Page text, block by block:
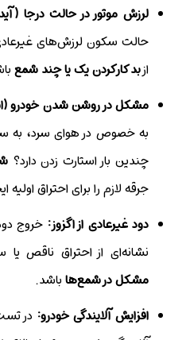
لرزش موتور در حالت درجا
حالت سکون لرزش‌های
ازبد کار کردن یک یا چند شمع
مشکل در روشن شدن خودرو
به خصوص در هوای سرد، به
چندین بار استارت زدن دارد؟
جرقه لازم را برای احتراق اولیه
دود غیرعادی از اگزوز: خروج
نشانه‌ای از احتراق ناقص
مشکل در شمع‌هاباشد.
افزایش آلایندگی خودرو: در